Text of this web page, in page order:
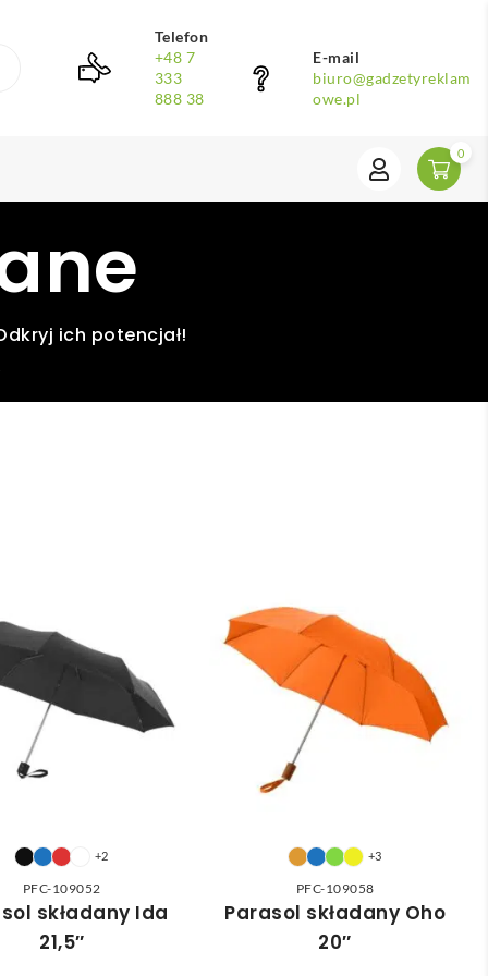
Telefon
+48 7
333
888 38
E-mail
biuro@gadzetyreklam
owe.pl
0
ich potencjał!
+2
PFC-109052
składany Ida
21,5″
+3
PFC-109058
Parasol składany Oho
20″